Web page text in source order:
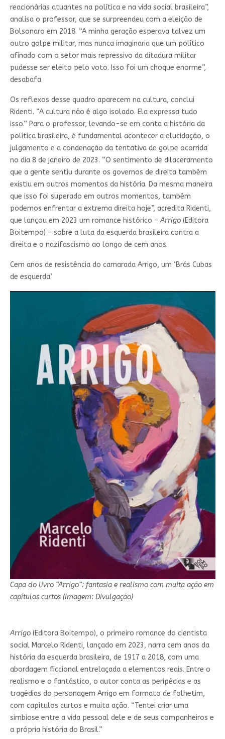
reacionárias atuantes na política e na vida social brasileira”,
analisa o professor, que se surpreendeu com a eleição de
Bolsonaro em 2018. “A minha geração esperava talvez um
outro golpe militar, mas nunca imaginaria que um político
afinado com o setor mais repressivo da ditadura militar
pudesse ser eleito pelo voto. Isso foi um choque enorme”,
desabafa.
Os reflexos desse quadro aparecem na cultura, conclui
Ridenti. “A cultura não é algo isolado. Ela expressa tudo
isso.” Para o professor, levando-se em conta a história da
política brasileira, é fundamental acontecer a elucidação, o
julgamento e a condenação da tentativa de golpe ocorrida
no dia 8 de janeiro de 2023. “O sentimento de dilaceramento
que a gente sentiu durante os governos de direita também
existiu em outros momentos da história. Da mesma maneira
que isso foi superado em outros momentos, também
podemos enfrentar a extrema direita hoje”, acredita Ridenti,
que lançou em 2023 um romance histórico –Arrigo(Editora
Boitempo) – sobre a luta da esquerda brasileira contra a
direita e o nazifascismo ao longo de cem anos.
Cem anos de resistência do camarada Arrigo, um ‘Brás Cubas
de esquerda’
Capa do livro “Arrigo”: fantasia e realismo com muita ação em
capítulos curtos (Imagem: Divulgação)
Arrigo(Editora Boitempo), o primeiro romance do cientista
social Marcelo Ridenti, lançado em 2023, narra cem anos da
história da esquerda brasileira, de 1917 a 2018, com uma
abordagem ficcional entrelaçada a elementos reais. Entre o
realismo e o fantástico, o autor conta as peripécias e as
tragédias do personagem Arrigo em formato de folhetim,
com capítulos curtos e muita ação. “Tentei criar uma
simbiose entre a vida pessoal dele e de seus companheiros e
a própria história do Brasil.”